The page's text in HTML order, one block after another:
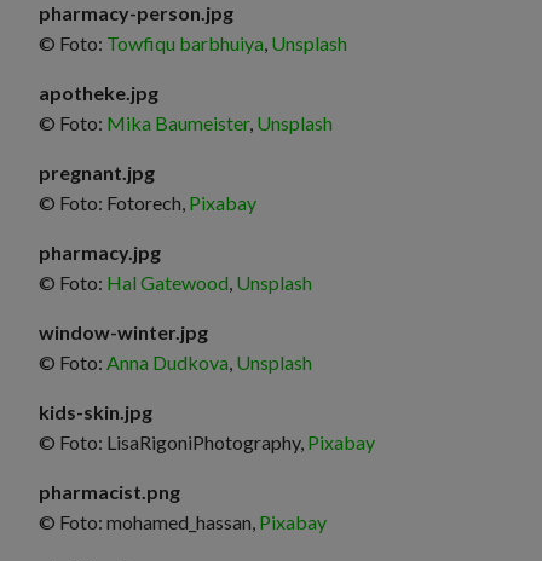
pharmacy-person.jpg
© Foto: Towfiqu barbhuiya, Unsplash
apotheke.jpg
© Foto: Mika Baumeister, Unsplash
pregnant.jpg
© Foto: Fotorech, Pixabay
pharmacy.jpg
© Foto: Hal Gatewood, Unsplash
window-winter.jpg
© Foto: Anna Dudkova, Unsplash
kids-skin.jpg
© Foto: LisaRigoniPhotography, Pixabay
pharmacist.png
© Foto: mohamed_hassan, Pixabay